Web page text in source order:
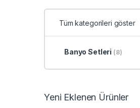
Tüm kategorileri göster
Banyo Setleri (8)
Yeni Eklenen Ürünler